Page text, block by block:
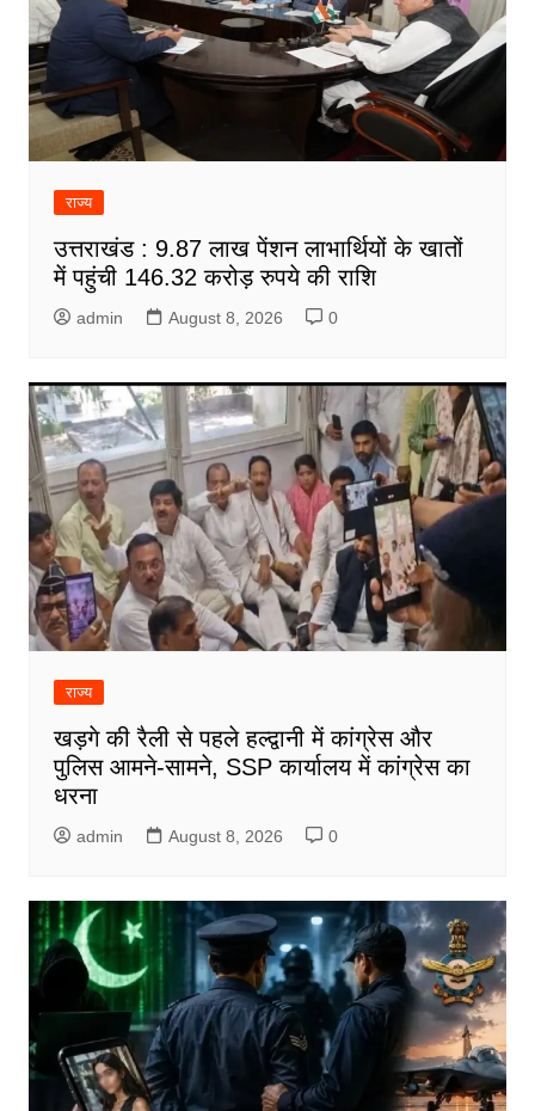
राज्य
उत्तराखंड : 9.87 लाख पेंशन लाभार्थियों के खातों
में पहुंची 146.32 करोड़ रुपये की राशि
admin August 8, 2026 0
राज्य
खड़गे की रैली से पहले हल्द्वानी में कांग्रेस और
पुलिस आमने-सामने, SSP कार्यालय में कांग्रेस का
धरना
admin August 8, 2026 0